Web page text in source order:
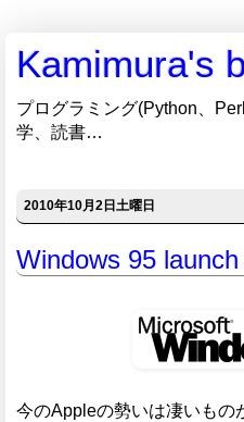
Kamimura's
プログラミング(Python、
学、読書…
2010年10月2日土曜日
Windows 95
今のAppleの勢いは凄いもの